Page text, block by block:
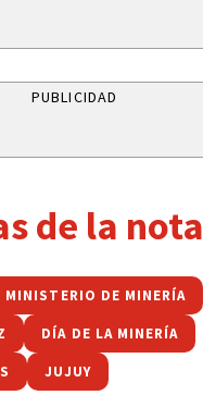
PUBLICIDAD
de la nota
MINISTERIO DE MINERÍA
DÍA DE LA MINERÍA
JUJUY